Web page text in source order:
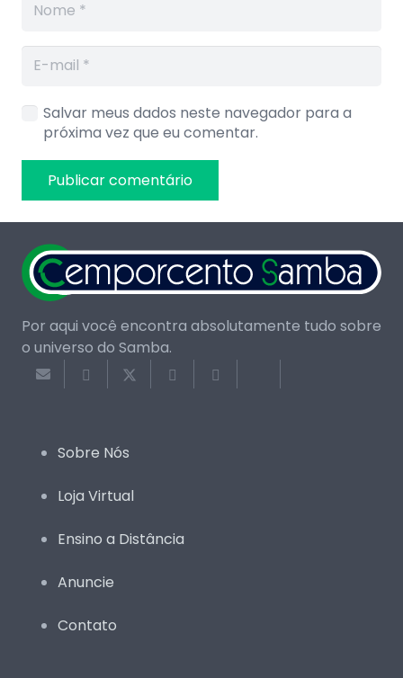
Salvar meus dados neste navegador para a
próxima vez que eu comentar.
Publicar comentário
Por aqui você encontra absolutamente tudo sobre
o universo do Samba.
Sobre Nós
Loja Virtual
Ensino a Distância
Anuncie
Contato